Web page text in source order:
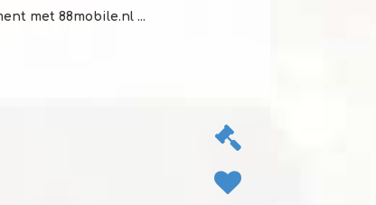
met 88mobile.nl ...